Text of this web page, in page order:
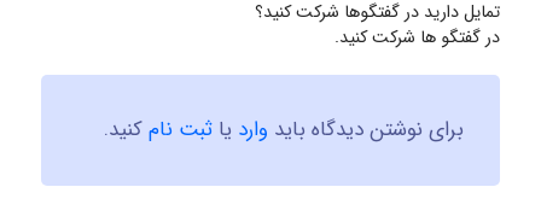
تمایل دارید در گفتگوها شرکت کنید؟
در گفتگو ها شرکت کنید.
برای نوشتن دیدگاه باید وارد یا ثبت نامکنید.